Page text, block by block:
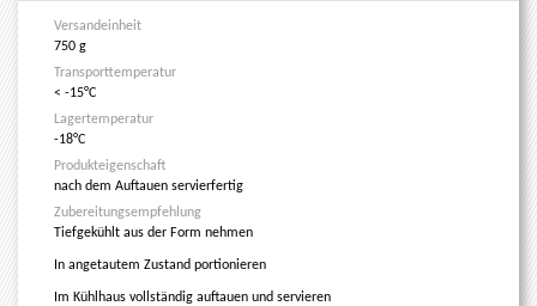
Versandeinheit
750 g
Transporttemperatur
< -15°C
Lagertemperatur
-18°C
Produkteigenschaft
nach dem Auftauen servierfertig
Zubereitungsempfehlung
Tiefgekühlt aus der Form nehmen
In angetautem Zustand portionieren
Im Kühlhaus vollständig auftauen und servieren